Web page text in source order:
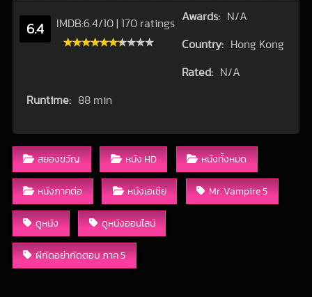
6.4 IMDB:6.4/10 | 170 ratings
Awards: N/A
Country: Hong Kong
Rated: N/A
Runtime: 88 min
สยองขวัญ หนัง HD หนังทั้งหมด
หนังภาคต่อ หนังเอเชีย Mr. Vampire 5
ดูหนัง ดูหนังออนไลน์
ผีกัดอย่ากัดตอบ ภาค 5